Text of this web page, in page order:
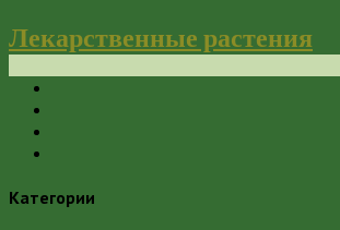
Лекарственные растения
Категории